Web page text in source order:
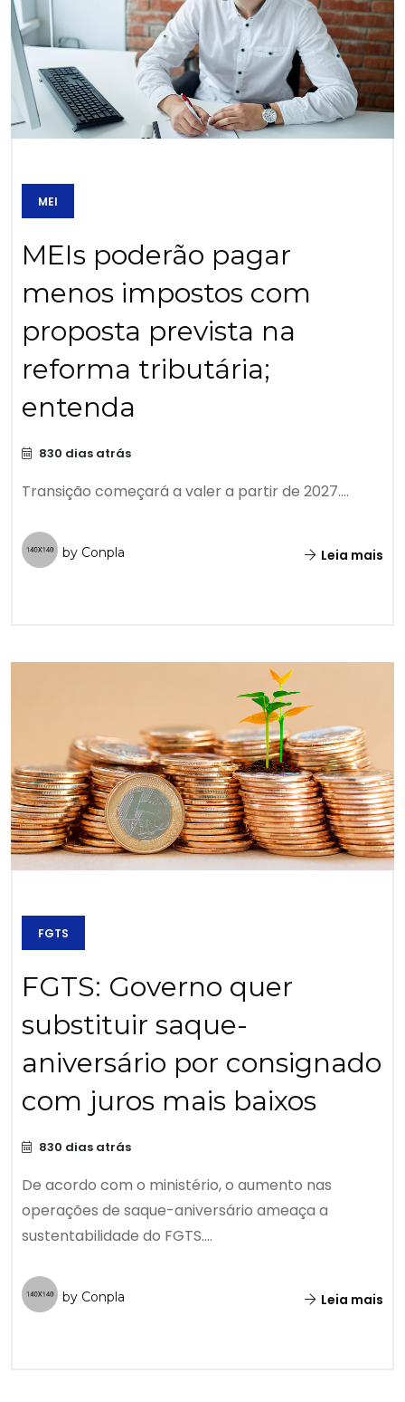
MEI
MEIs poderão pagar
menos impostos com
proposta prevista na
reforma tributária;
entenda
830 dias atrás
Transição começará a valer a partir de 2027....
by Conpla Leia mais
FGTS
FGTS: Governo quer
substituir saque-
aniversário por consignado
com juros mais baixos
830 dias atrás
De acordo com o ministério, o aumento nas
operações de saque-aniversário ameaça a
sustentabilidade do FGTS....
by Conpla Leia mais